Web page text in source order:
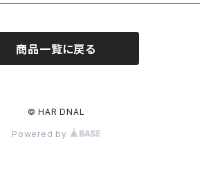
商品一覧に戻る
© HAR DNAL
Powered by